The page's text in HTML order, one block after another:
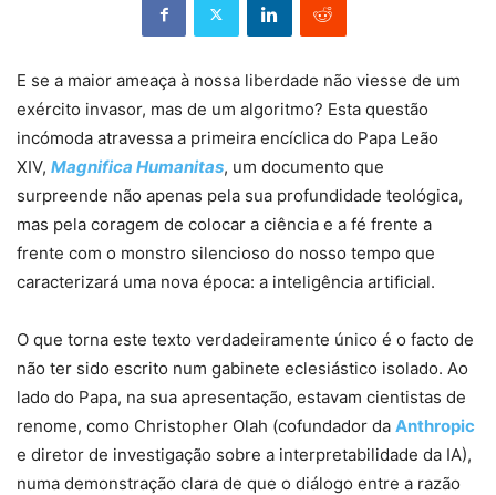
E se a maior ameaça à nossa liberdade não viesse de um
exército invasor, mas de um algoritmo? Esta questão
incómoda atravessa a primeira encíclica do Papa Leão
XIV, Magnifica Humanitas, um documento que
surpreende não apenas pela sua profundidade teológica,
mas pela coragem de colocar a ciência e a fé frente a
frente com o monstro silencioso do nosso tempo que
caracterizará uma nova época: a inteligência artificial.
O que torna este texto verdadeiramente único é o facto de
não ter sido escrito num gabinete eclesiástico isolado. Ao
lado do Papa, na sua apresentação, estavam cientistas de
renome, como Christopher Olah (cofundador da Anthropic
e diretor de investigação sobre a interpretabilidade da IA),
numa demonstração clara de que o diálogo entre a razão